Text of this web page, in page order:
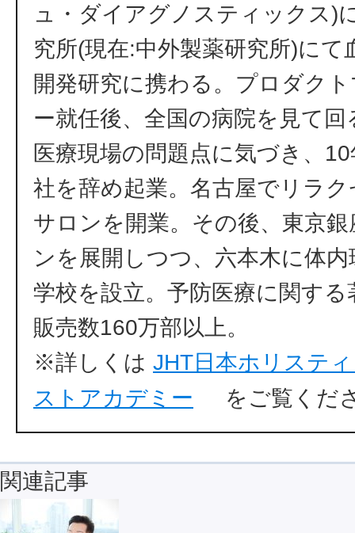
ュ・ダイアグノスティックス)
究所(現在:中外製薬研究所)にて
開発研究に携わる。プロダク
ー就任後、全国の病院を見て
医療現場の問題点に気づき、
社を辞め起業。名古屋でリラ
サロンを開業。その後、東京
ンを展開しつつ、六本木に体内
学校を設立。予防医療に関する
販売数160万部以上。
※詳しくは JHT日本ホリステ
ストアカデミー
をご覧くだ
関連記事